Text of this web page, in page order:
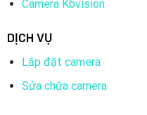
Camera Kbvision
DỊCH VỤ
Lắp đặt camera
Sửa chữa camera